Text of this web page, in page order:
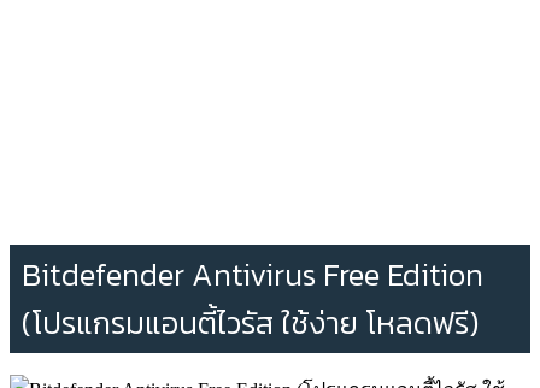
Bitdefender Antivirus Free Edition
(โปรแกรมแอนตี้ไวรัส ใช้ง่าย โหลดฟรี)